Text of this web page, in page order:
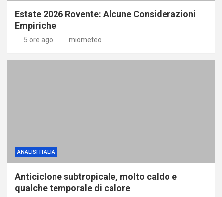
Estate 2026 Rovente: Alcune Considerazioni
Empiriche
5 ore ago miometeo
ANALISI ITALIA
Anticiclone subtropicale, molto caldo e
qualche temporale di calore